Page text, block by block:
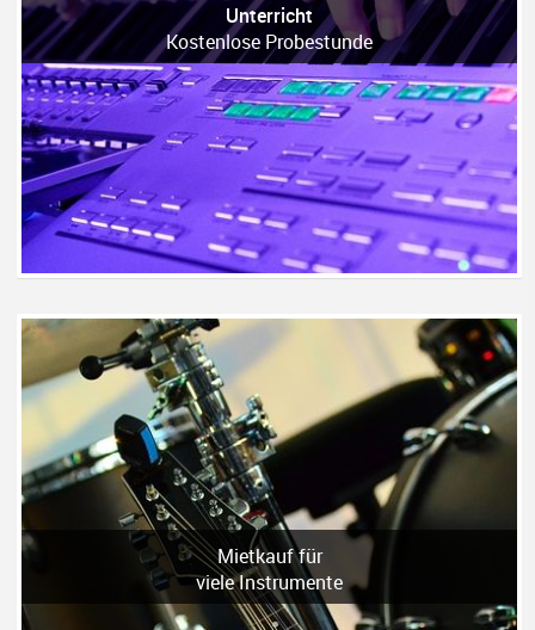
Unterricht
Kostenlose Probestunde
Mietkauf für
viele Instrumente